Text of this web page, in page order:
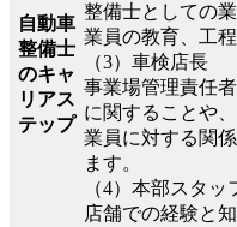
自動車
整備士
のキャ
リアス
テップ
整備士としての
業員の教育、工
（3）車検店長
事業場管理責任
に関することや
業員に対する関
ます。
（4）本部スタッ
店舗での経験と